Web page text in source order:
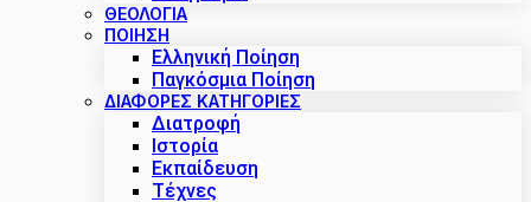
ΘΕΟΛΟΓΙΑ
ΠΟΙΗΣΗ
Ελληνική Ποίηση
Παγκόσμια Ποίηση
ΔΙΑΦΟΡΕΣ ΚΑΤΗΓΟΡΙΕΣ
Διατροφή
Ιστορία
Εκπαίδευση
Τέχνες